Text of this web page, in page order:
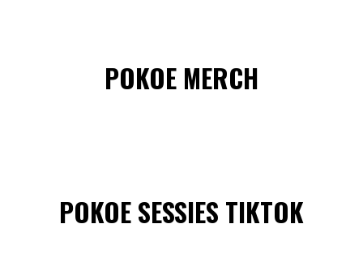
POKOE MERCH
POKOE SESSIES TIKTOK